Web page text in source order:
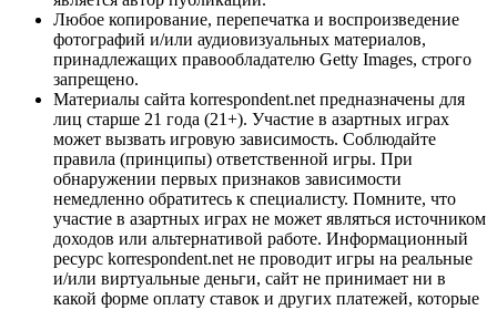
Любое копирование, перепечатка и воспроизведение
фотографий и/или аудиовизуальных материалов,
принадлежащих правообладателю Getty Images, строго
запрещено.
Материалы сайта korrespondent.net предназначены для
лиц старше 21 года (21+). Участие в азартных играх
может вызвать игровую зависимость. Соблюдайте
правила (принципы) ответственной игры. При
обнаружении первых признаков зависимости
немедленно обратитесь к специалисту. Помните, что
участие в азартных играх не может являться источником
доходов или альтернативой работе. Информационный
ресурс korrespondent.net не проводит игры на реальные
и/или виртуальные деньги, сайт не принимает ни в
какой форме оплату ставок и других платежей, которые